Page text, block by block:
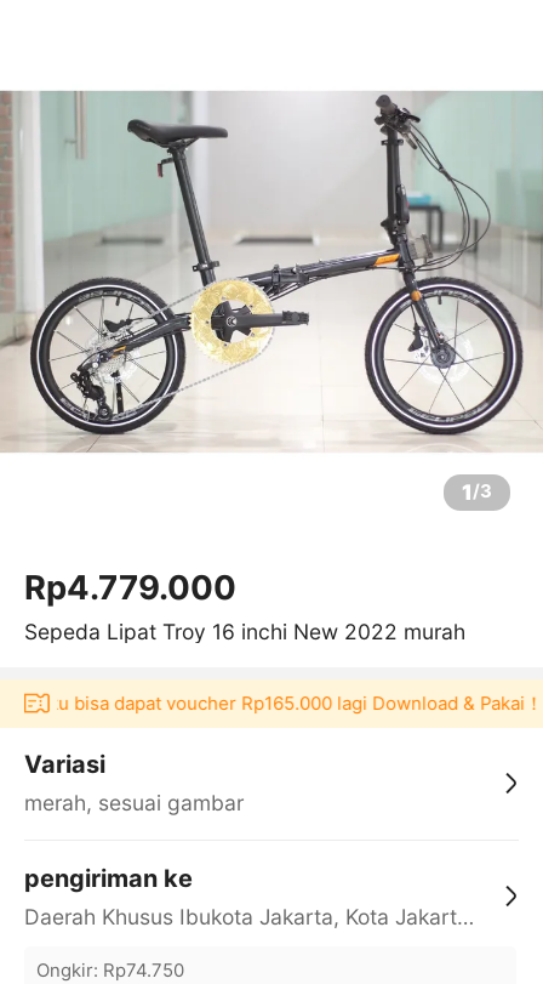
1/3
Rp4.779.000
Sepeda Lipat Troy 16 inchi New 2022 murah
bisa dapat voucher Rp165.000 lagi Download & Pakai！
Variasi
merah, sesuai gambar
pengiriman ke
Daerah Khusus Ibukota Jakarta, Kota Jakarta Barat, Cengkareng, yy
Ongkir: Rp74.750